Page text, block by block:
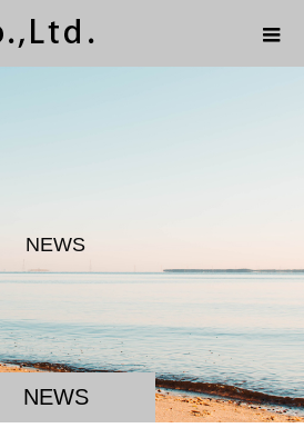
NEWS
NEWS